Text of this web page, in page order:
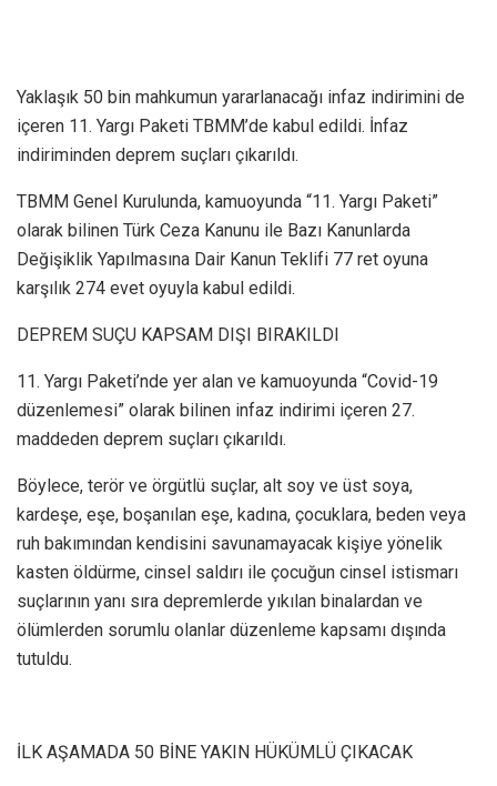
Yaklaşık 50 bin mahkumun yararlanacağı infaz indirimini de
içeren 11. Yargı Paketi TBMM’de kabul edildi. İnfaz
indiriminden deprem suçları çıkarıldı.
TBMM Genel Kurulunda, kamuoyunda “11. Yargı Paketi”
olarak bilinen Türk Ceza Kanunu ile Bazı Kanunlarda
Değişiklik Yapılmasına Dair Kanun Teklifi 77 ret oyuna
karşılık 274 evet oyuyla kabul edildi.
DEPREM SUÇU KAPSAM DIŞI BIRAKILDI
11. Yargı Paketi’nde yer alan ve kamuoyunda “Covid-19
düzenlemesi” olarak bilinen infaz indirimi içeren 27.
maddeden deprem suçları çıkarıldı.
Böylece, terör ve örgütlü suçlar, alt soy ve üst soya,
kardeşe, eşe, boşanılan eşe, kadına, çocuklara, beden veya
ruh bakımından kendisini savunamayacak kişiye yönelik
kasten öldürme, cinsel saldırı ile çocuğun cinsel istismarı
suçlarının yanı sıra depremlerde yıkılan binalardan ve
ölümlerden sorumlu olanlar düzenleme kapsamı dışında
tutuldu.
İLK AŞAMADA 50 BİNE YAKIN HÜKÜMLÜ ÇIKACAK